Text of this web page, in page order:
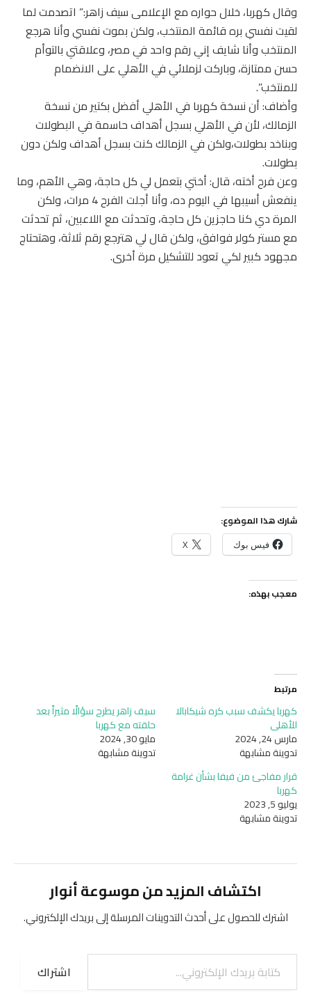
وقال كهربا، خلال حواره مع الإعلامى سيف زاهر:” اتصدمت لما
لقيت نفسي بره قائمة المنتخب، ولكن بموت نفسي وأنا هرجع
المنتخب وأنا شايف إني رقم واحد في مصر، وعلاقتي بالتوأم
حسن ممتازة، وباركت لزملائي في الأهلي على الانضمام
للمنتخب”.
وأضاف: أن نسخة كهربا في الأهلي أفضل بكتير من نسخة
الزمالك، لأن في الأهلي بسجل أهداف حاسمة في البطولات
وبناخد بطولات،ولكن في الزمالك كنت بسجل أهداف ولكن دون
بطولات.
وعن فرح أخته، قال: أختي بتعمل لي كل حاجة، وهي الأهم، وما
ينفعش أسيبها في اليوم ده، وأنا أجلت الفرح 4 مرات، ولكن
المرة دي كنا حاجزين كل حاجة، وتحدثت مع اللاعبين، ثم تحدثت
مع مستر كولر فوافق، ولكن قال لي هترجع رقم ثلاثة، وهتحتاج
مجهود كبير لكي تعود للتشكيل مرة أخرى.
شارك هذا الموضوع:
فيس بوك X
معجب بهذه:
مرتبط
كهربا يكشف سبب كره شيكابالا
للأهلي
مارس 24, 2024
تدوينة مشابهة
سيف زاهر يطرح سؤالًا مثيراً بعد
حلقته مع كهربا
مايو 30, 2024
تدوينة مشابهة
قرار مفاجئ من فيفا بشأن غرامة
كهربا
يوليو 5, 2023
تدوينة مشابهة
اكتشاف المزيد من موسوعة أنوار
اشترك للحصول على أحدث التدوينات المرسلة إلى بريدك الإلكتروني.
كتابة بريدك الإلكتروني...
اشتراك